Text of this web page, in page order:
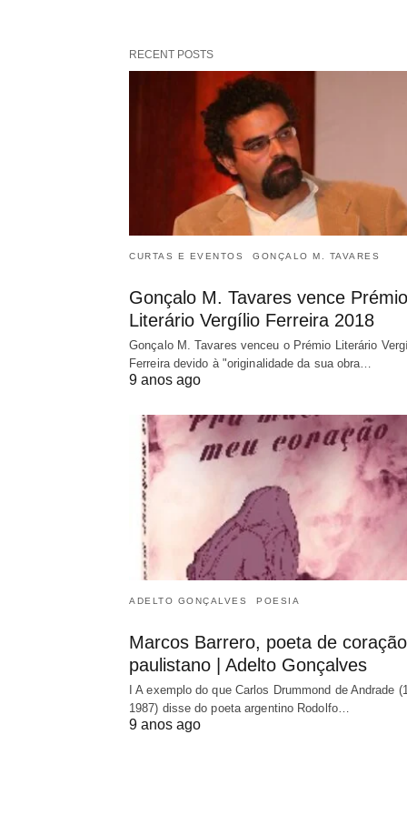
RECENT POSTS
CURTAS E EVENTOS GONÇALO M. TAVARES
Gonçalo M. Tavares vence Prémio
Literário Vergílio Ferreira 2018
Gonçalo M. Tavares venceu o Prémio Literário
Ferreira devido à "originalidade da sua obra…
9 anos ago
ADELTO GONÇALVES POESIA
Marcos Barrero, poeta de coração
paulistano | Adelto Gonçalves
I A exemplo do que Carlos Drummond de Andrade
1987) disse do poeta argentino Rodolfo…
9 anos ago